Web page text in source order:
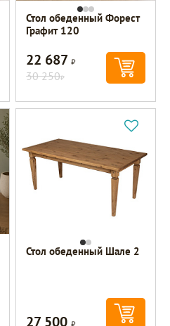
Стол обеденный Форест
Графит 120
22 687Р
30 250Р
Стол обеденный Шале 2
27 500Р